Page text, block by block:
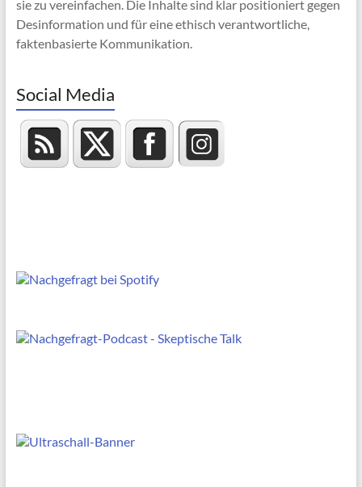
sie zu vereinfachen. Die Inhalte sind klar positioniert gegen
Desinformation und für eine ethisch verantwortliche,
faktenbasierte Kommunikation.
Social Media